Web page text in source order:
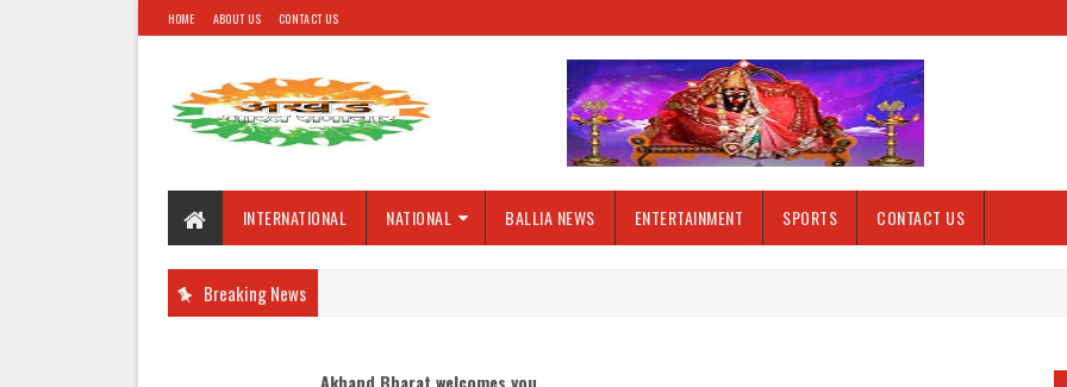
HOME ABOUT US CONTACT US
INTERNATIONAL NATIONAL BALLIA NEWS ENTERTAINMENT SPORTS CONTACT US
Breaking News
Akhand Bharat welcomes you